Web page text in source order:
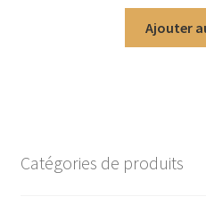
Ajouter
Catégories de produits